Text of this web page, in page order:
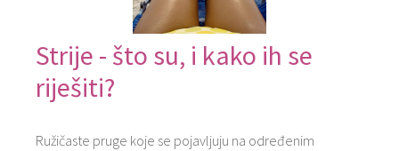
Strije - što su, i kako ih se
riješiti?
Ružičaste pruge koje se pojavljuju na određenim